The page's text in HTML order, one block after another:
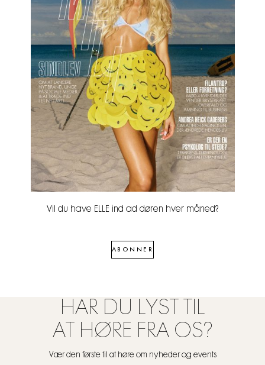
Vil du have ELLE ind ad døren hver måned?
ABONNER
HAR DU LYST TIL
AT HØRE FRA OS?
Vær den første til at høre om nyheder og events